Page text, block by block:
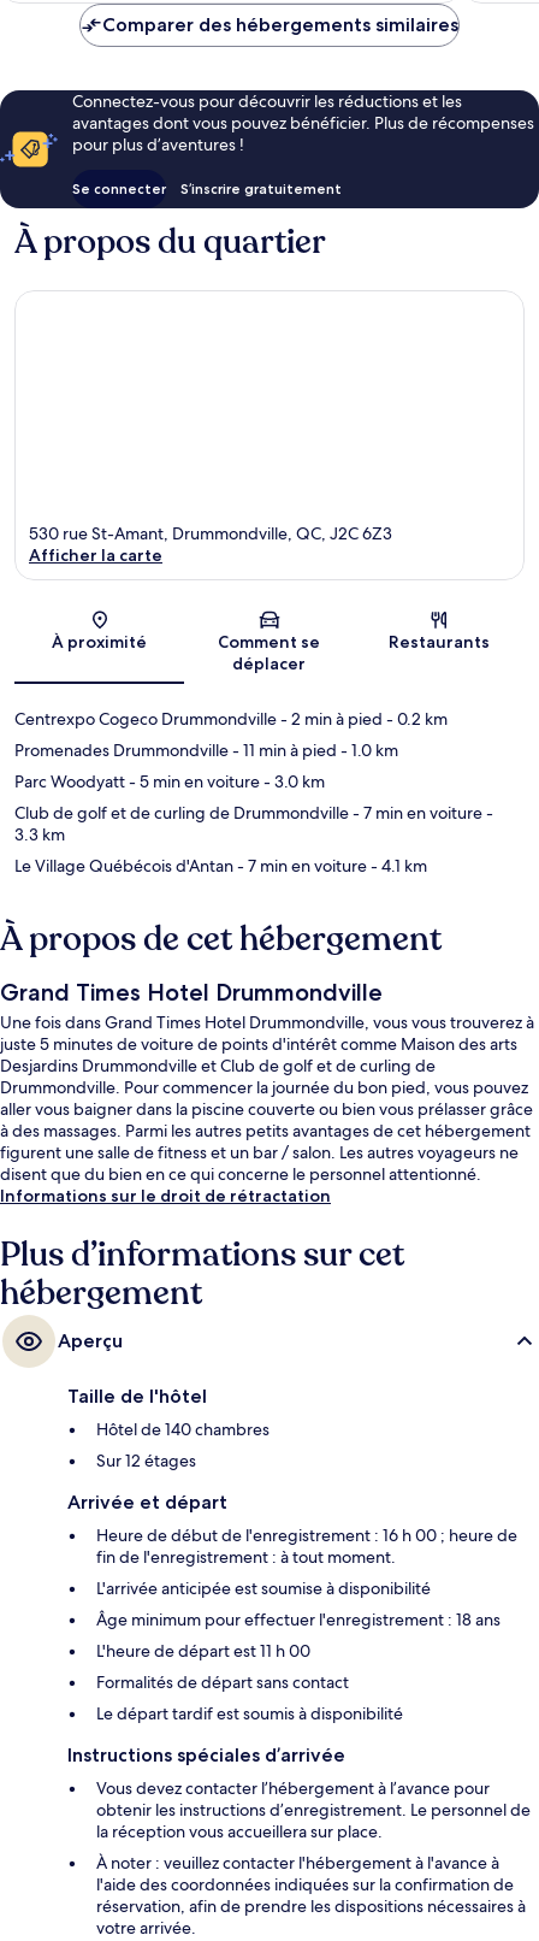
de
Comparer des hébergements similaires
Connectez-vous pour découvrir les réductions et les
avantages dont vous pouvez bénéficier. Plus de récompenses
pour plus d’aventures !
Se connecter S’inscrire gratuitement
À propos du quartier
Carte
530 rue St-Amant, Drummondville, QC, J2C 6Z3
Afficher la carte
À proximité
Comment se
déplacer
Restaurants
Centrexpo Cogeco Drummondville- 2 min à pied - 0.2 km
Promenades Drummondville- 11 min à pied - 1.0 km
Parc Woodyatt- 5 min en voiture- 3.0 km
Club de golf et de curling de Drummondville- 7 min en voiture-
3.3 km
Le Village Québécois d'Antan- 7 min en voiture- 4.1 km
À propos de cet hébergement
Grand Times Hotel Drummondville
Une fois dans Grand Times Hotel Drummondville, vous vous trouverez à
juste 5 minutes de voiture de points d'intérêt comme Maison des arts
Desjardins Drummondville et Club de golf et de curling de
Drummondville. Pour commencer la journée du bon pied, vous pouvez
aller vous baigner dans la piscine couverte ou bien vous prélasser grâce
à des massages. Parmi les autres petits avantages de cet hébergement
figurent une salle de fitness et un bar / salon. Les autres voyageurs ne
disent que du bien en ce qui concerne le personnel attentionné.
Informations sur le droit de rétractation
Plus d’informations sur cet
hébergement
Aperçu
Taille de l'hôtel
Hôtel de 140 chambres
Sur 12 étages
Arrivée et départ
Heure de début de l'enregistrement : 16 h 00 ; heure de
fin de l'enregistrement : à tout moment.
L'arrivée anticipée est soumise à disponibilité
Âge minimum pour effectuer l'enregistrement : 18 ans
L'heure de départ est 11 h 00
Formalités de départ sans contact
Le départ tardif est soumis à disponibilité
Instructions spéciales d’arrivée
Vous devez contacter l’hébergement à l’avance pour
obtenir les instructions d’enregistrement. Le personnel de
la réception vous accueillera sur place.
À noter : veuillez contacter l'hébergement à l'avance à
l'aide des coordonnées indiquées sur la confirmation de
réservation, afin de prendre les dispositions nécessaires à
votre arrivée.